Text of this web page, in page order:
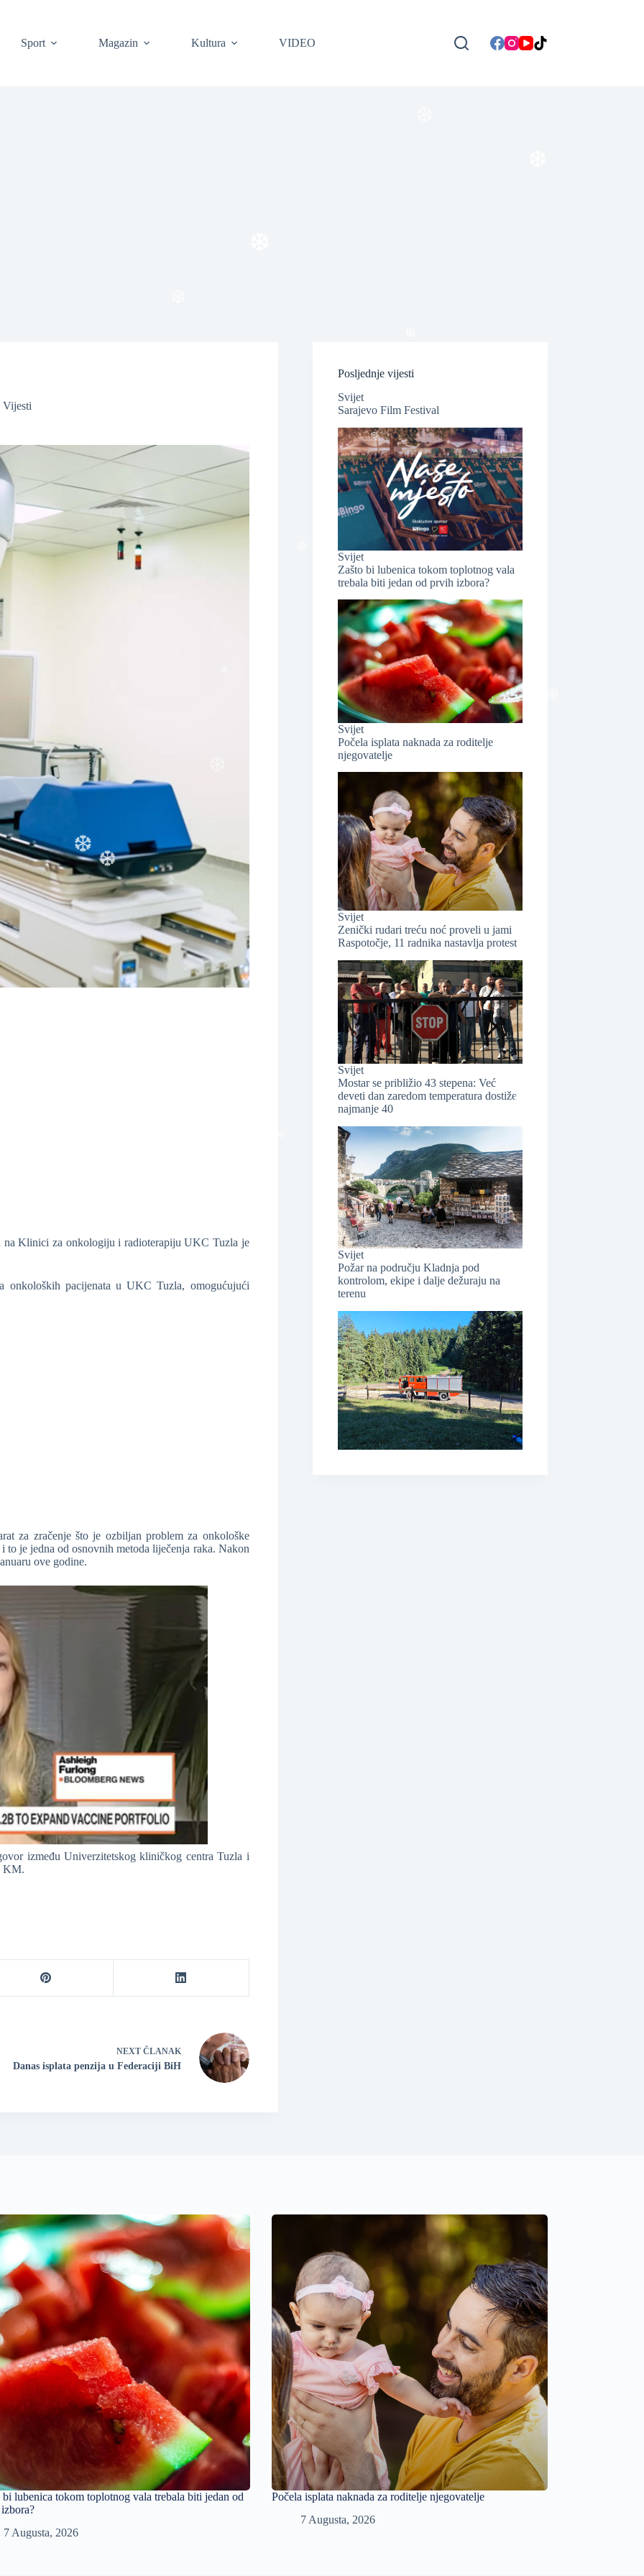
Sport Magazin Kultura VIDEO
Vijesti
na Klinici za onkologiju i radioterapiju UKC Tuzla je
onkoloških pacijenata u UKC Tuzla, omogućujući
za zračenje što je ozbiljan problem za onkološke
to je jedna od osnovnih metoda liječenja raka. Nakon
ove godine.
između Univerzitetskog kliničkog centra Tuzla i
KM.
NEXT ČLANAK
Danas isplata penzija u Federaciji BiH
Posljednje vijesti
Svijet
Sarajevo Film Festival
Svijet
Zašto bi lubenica tokom toplotnog vala
trebala biti jedan od prvih izbora?
Svijet
Počela isplata naknada za roditelje
njegovatelje
Svijet
Zenički rudari treću noć proveli u jami
Raspotočje, 11 radnika nastavlja protest
Svijet
Mostar se približio 43 stepena: Već
deveti dan zaredom temperatura dostiže
najmanje 40
Svijet
Požar na području Kladnja pod
kontrolom, ekipe i dalje dežuraju na
terenu
bi lubenica tokom toplotnog vala trebala biti jedan od
7 Augusta, 2026
Počela isplata naknada za roditelje njegovatelje
7 Augusta, 2026
❆
❆
❆
❆
❆